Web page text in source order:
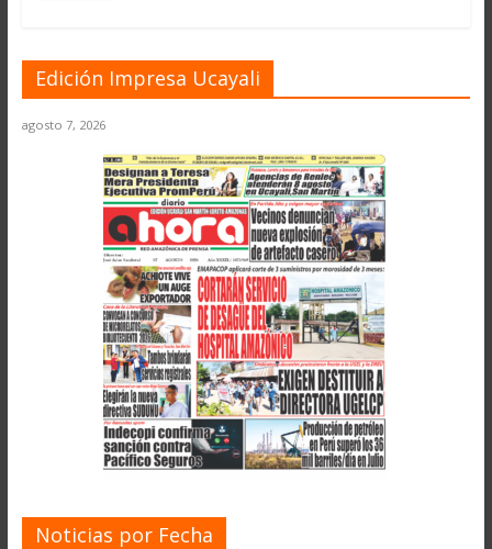
Edición Impresa Ucayali
agosto 7, 2026
Noticias por Fecha